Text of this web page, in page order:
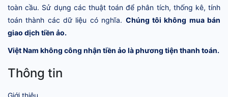
toàn cầu. Sử dụng các thuật toán để phân tích, thống kê, tính
toán thành các dữ liệu có nghĩa. Chúng tôi không mua bán
giao dịch tiền ảo.
Việt Nam không công nhận tiền ảo là phương tiện thanh toán.
Thông tin
Giới thiệu